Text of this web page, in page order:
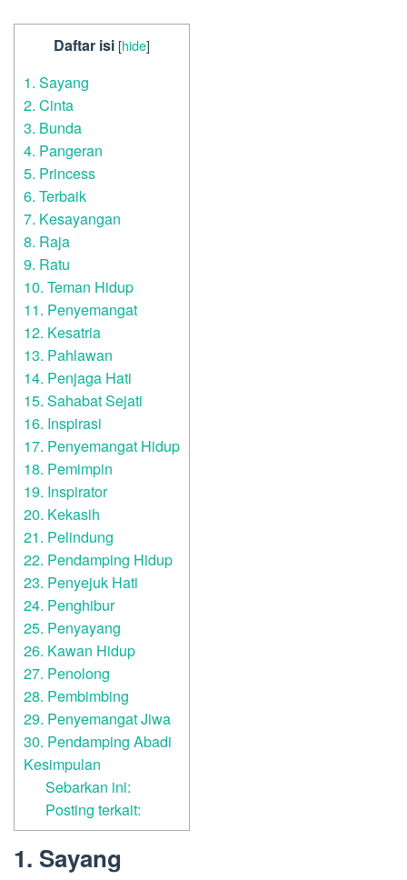
Daftar isi [hide]
1. Sayang
2. Cinta
3. Bunda
4. Pangeran
5. Princess
6. Terbaik
7. Kesayangan
8. Raja
9. Ratu
10. Teman Hidup
11. Penyemangat
12. Kesatria
13. Pahlawan
14. Penjaga Hati
15. Sahabat Sejati
16. Inspirasi
17. Penyemangat Hidup
18. Pemimpin
19. Inspirator
20. Kekasih
21. Pelindung
22. Pendamping Hidup
23. Penyejuk Hati
24. Penghibur
25. Penyayang
26. Kawan Hidup
27. Penolong
28. Pembimbing
29. Penyemangat Jiwa
30. Pendamping Abadi
Kesimpulan
Sebarkan ini:
Posting terkait:
1. Sayang